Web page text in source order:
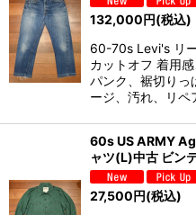
132,000円(税込)
60-70s Levi's リ
カットオフ 着用
パンク、裾切りっ
ージ、汚れ、リ
60s US ARMY
ャツ(L)中古 ビン
27,500円(税込)